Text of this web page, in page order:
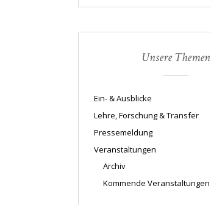
Unsere Themen
Ein- & Ausblicke
Lehre, Forschung & Transfer
Pressemeldung
Veranstaltungen
Archiv
Kommende Veranstaltungen